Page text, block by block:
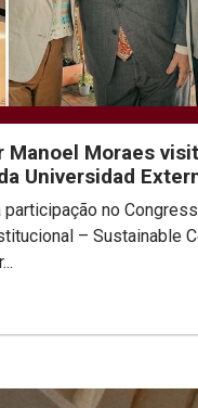
Manoel Moraes
Universidad
participação no
– Sustainable